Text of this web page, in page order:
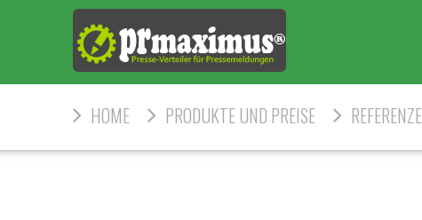
HOME PRODUKTE UND PREISE